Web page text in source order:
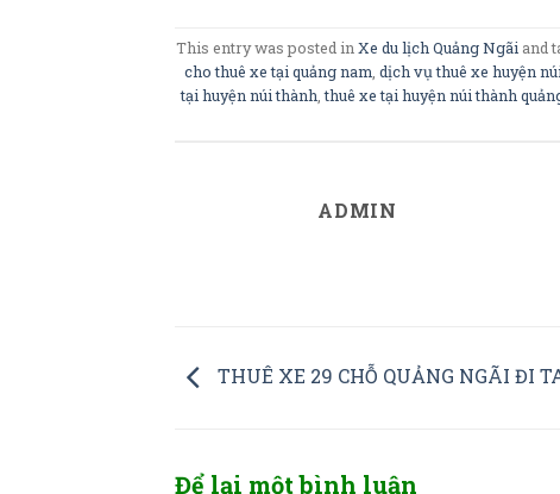
This entry was posted inXe du lịch Quảng Ngãiand
cho thuê xe tại quảng nam,dịch vụ thuê xe huyện
tại huyện núi thành,thuê xe tại huyện núi thành
ADMIN
THUÊ XE 29 CHỖ QUẢNG NGÃI ĐI
Để lại một bình luận